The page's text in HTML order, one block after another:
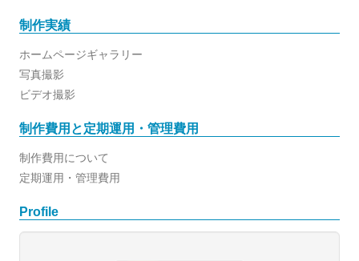
制作実績
ホームページギャラリー
写真撮影
ビデオ撮影
制作費用と定期運用・管理費用
制作費用について
定期運用・管理費用
Profile